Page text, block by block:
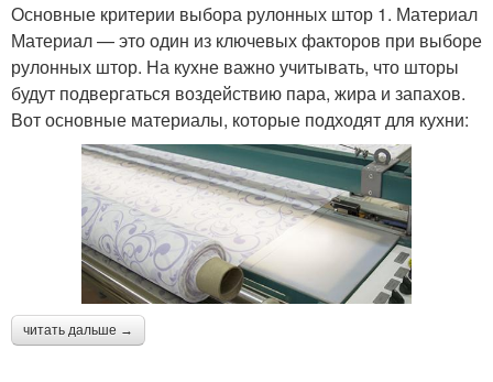
Основные критерии выбора рулонных штор 1. Материал
Материал — это один из ключевых факторов при выборе
рулонных штор. На кухне важно учитывать, что шторы
будут подвергаться воздействию пара, жира и запахов.
Вот основные материалы, которые подходят для кухни:
читать дальше →